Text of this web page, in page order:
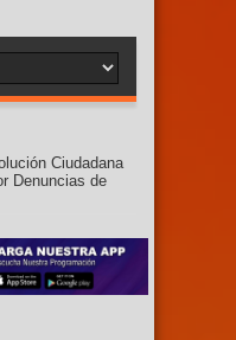
Ciudadana
Denuncias de